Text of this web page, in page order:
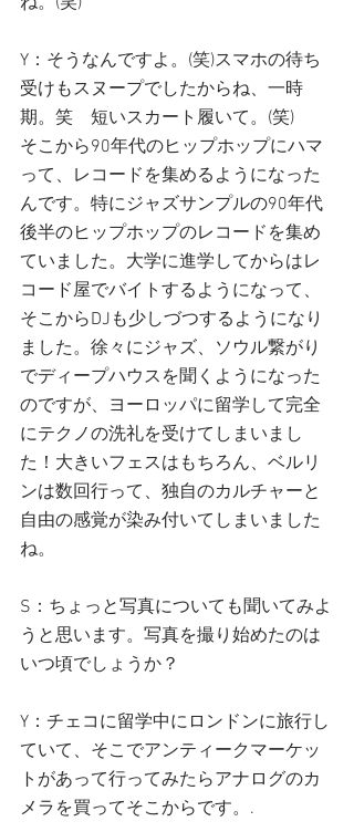
Y：そうなんですよ。(笑)スマホの待ち
受けもスヌープでしたからね、一時
期。笑　短いスカート履いて。(笑)
そこから90年代のヒップホップにハマ
って、レコードを集めるようになった
んです。特にジャズサンプルの90年代
後半のヒップホップのレコードを集め
ていました。大学に進学してからはレ
コード屋でバイトするようになって、
そこからDJも少しづつするようになり
ました。徐々にジャズ、ソウル繋がり
でディープハウスを聞くようになった
のですが、ヨーロッパに留学して完全
にテクノの洗礼を受けてしまいまし
た！大きいフェスはもちろん、ベルリ
ンは数回行って、独自のカルチャーと
自由の感覚が染み付いてしまいました
ね。
S：ちょっと写真についても聞いてみよ
うと思います。写真を撮り始めたのは
いつ頃でしょうか？
Y：チェコに留学中にロンドンに旅行し
ていて、そこでアンティークマーケッ
トがあって行ってみたらアナログのカ
メラを買ってそこからです。.